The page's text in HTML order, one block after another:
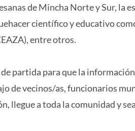
de Mincha Norte y Sur, la
científico y educativo
entre otros.
partida para que la
de vecinos/as, funcionarios
llegue a toda la comunidad y